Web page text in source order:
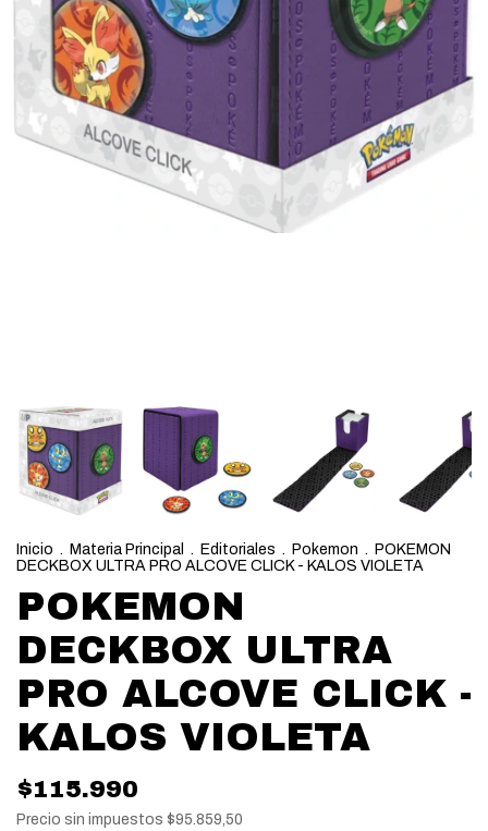
Inicio . Materia Principal . Editoriales . Pokemon . POKEMON
DECKBOX ULTRA PRO ALCOVE CLICK - KALOS VIOLETA
POKEMON
DECKBOX ULTRA
PRO ALCOVE CLICK -
KALOS VIOLETA
$115.990
Precio sin impuestos $95.859,50